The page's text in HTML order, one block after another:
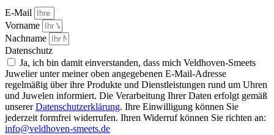
E-Mail
Vorname
Nachname
Datenschutz
Ja, ich bin damit einverstanden, dass mich Veldhoven-Smeets
Juwelier unter meiner oben angegebenen E-Mail-Adresse
regelmäßig über ihre Produkte und Dienstleistungen rund um Uhren
und Juwelen informiert. Die Verarbeitung Ihrer Daten erfolgt gemäß
unsererDatenschutzerklärung. Ihre Einwilligung können Sie
jederzeit formfrei widerrufen. Ihren Widerruf können Sie richten an:
info@veldhoven-smeets.de